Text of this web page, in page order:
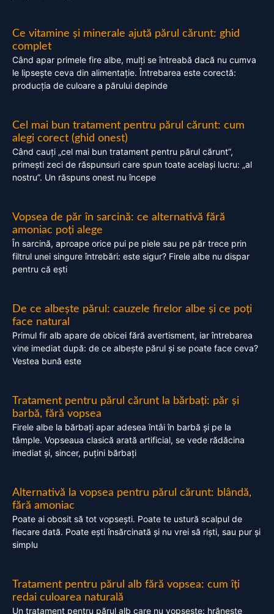
Ce vitamine și minerale ajută părul cărunt: ghid
complet
Când apar primele fire albe, mulți se întreabă dacă nu cumva
le lipsește ceva din alimentație. Întrebarea este corectă:
producția de culoare a părului depinde
Cel mai bun tratament pentru părul cărunt: cum
alegi corect (ghid onest)
Când cauți „cel mai bun tratament pentru părul cărunt”,
primești zeci de răspunsuri care spun toate același lucru: „al
nostru”. Un răspuns onest nu începe
Vopsea de păr în sarcină: ce alternativă fără
amoniac poți alege
În sarcină, aproape orice pui pe piele sau pe păr trece prin
filtrul unei singure întrebări: este sigur? Firele albe nu dispar
pentru că ești
De ce albește părul: cauzele firelor albe și ce poți
face natural
Primul fir alb apare de obicei fără avertisment, iar întrebarea
vine imediat după: de ce albește părul și se poate face ceva?
Vestea bună este
Tratament pentru părul cărunt la bărbați: păr și
barbă, fără vopsea
Firele albe la bărbați apar adesea întâi în barbă și pe la
tâmple. Vopseaua clasică arată artificial, se vede rădăcina
imediat și, sincer, puțini bărbați
Alternativă la vopsea pentru părul cărunt: blândă,
fără amoniac
Poate ai obosit să tot vopsești. Poate te ustură scalpul de
fiecare dată. Poate ești însărcinată și nu vrei să riști, sau pur și
simplu
Tratament pentru părul alb fără vopsea: cum îți
redai culoarea naturală
Un tratament pentru părul alb care nu vopsește: hrănește